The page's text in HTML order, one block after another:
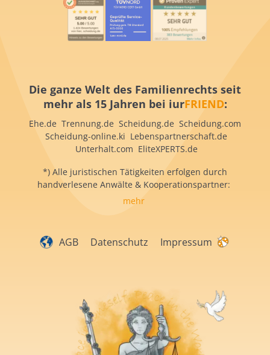
Die ganze Welt des Familienrechts seit
mehr als 15 Jahren bei iurFRIEND:
Ehe.de Trennung.de Scheidung.de Scheidung.com
Scheidung-online.ki Lebenspartnerschaft.de
Unterhalt.com EliteXPERTS.de
*) Alle juristischen Tätigkeiten erfolgen durch
handverlesene Anwälte & Kooperationspartner:
mehr
AGB Datenschutz Impressum